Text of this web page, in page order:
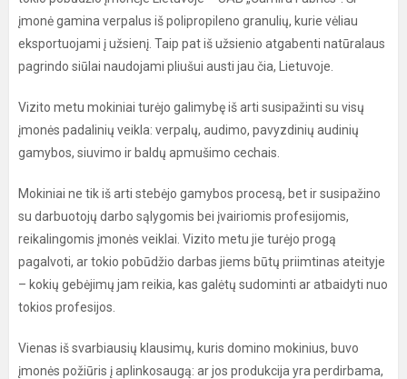
įmonė gamina verpalus iš polipropileno granulių, kurie vėliau
eksportuojami į užsienį. Taip pat iš užsienio atgabenti natūralaus
pagrindo siūlai naudojami pliušui austi jau čia, Lietuvoje.
Vizito metu mokiniai turėjo galimybę iš arti susipažinti su visų
įmonės padalinių veikla: verpalų, audimo, pavyzdinių audinių
gamybos, siuvimo ir baldų apmušimo cechais.
Mokiniai ne tik iš arti stebėjo gamybos procesą, bet ir susipažino
su darbuotojų darbo sąlygomis bei įvairiomis profesijomis,
reikalingomis įmonės veiklai. Vizito metu jie turėjo progą
pagalvoti, ar tokio pobūdžio darbas jiems būtų priimtinas ateityje
– kokių gebėjimų jam reikia, kas galėtų sudominti ar atbaidyti nuo
tokios profesijos.
Vienas iš svarbiausių klausimų, kuris domino mokinius, buvo
įmonės požiūris į aplinkosaugą: ar jos produkcija yra perdirbama,